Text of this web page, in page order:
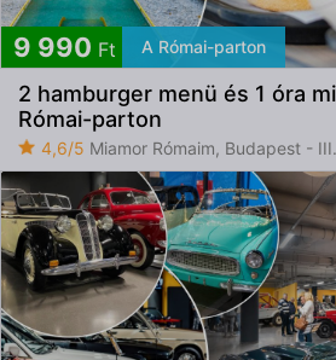
9 990 Ft A Római-parton
2 hamburger menü és 1 óra
Római-parton
4,6/5 Miamor Rómaim, Budapest -